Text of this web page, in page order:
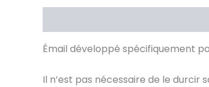
Émail développé spécifiquement
Il n’est pas nécessaire de le durcir